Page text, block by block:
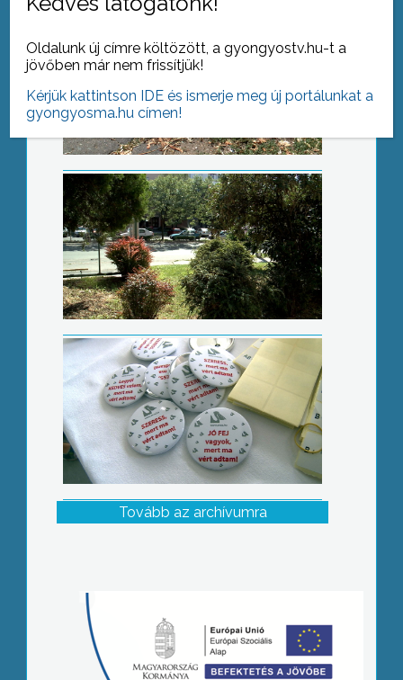
Csinosítják
Céges véradás
Tovább az archívumra
Oldalunk új címre költözött, a gyongyostv.hu-t a
jövőben már nem frissítjük!
Kérjük kattintson IDE és ismerje meg új portálunkat a
gyongyosma.hu címen!